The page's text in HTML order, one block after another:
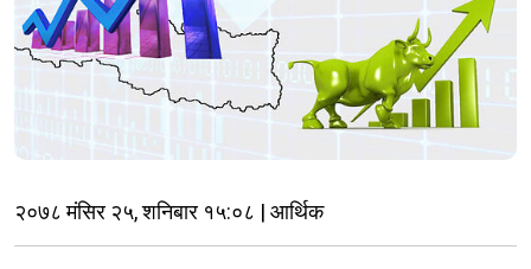
२०७८ मंसिर २५, शनिबार १५:०८ | आर्थिक